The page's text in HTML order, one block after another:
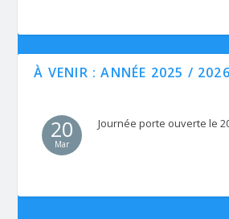
À VENIR : ANNÉE 2025 / 2026
20
Mar
Journée porte ouverte le